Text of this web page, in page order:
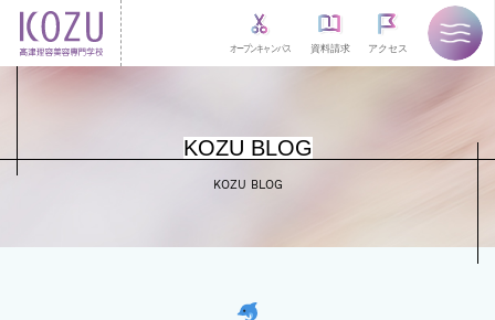
オープンキャンパス 資料請求 アクセス
KOZU BLOG
KOZU BLOG